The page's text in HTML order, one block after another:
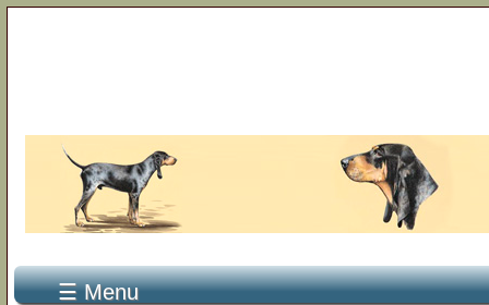
☰ Menu